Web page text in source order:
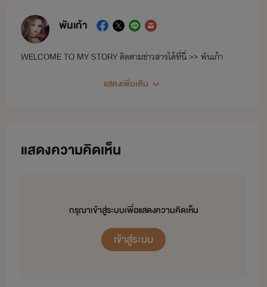
พันเก้า
WELCOME TO MY STORY ติดตามข่าวสารได้ที่นี่ >> พันเก้า
แสดงเพิ่มเติม
แสดงความคิดเห็น
กรุณาเข้าสู่ระบบเพื่อแสดงความคิดเห็น
เข้าสู่ระบบ